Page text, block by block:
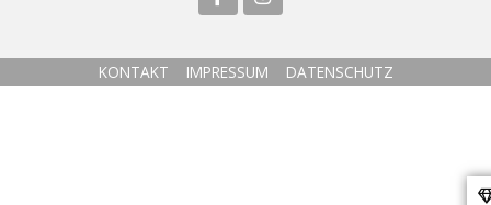
KONTAKT IMPRESSUM DATENSCHUTZ